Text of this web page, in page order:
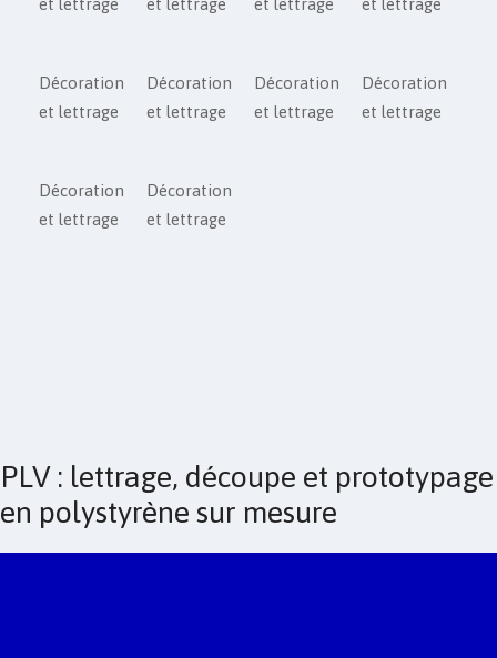
Décoration
et lettrage
Décoration
et lettrage
Décoration
et lettrage
Décoration
et lettrage
Décoration
et lettrage
Décoration
et lettrage
PLV : lettrage, découpe et prototypage
en polystyrène sur mesure